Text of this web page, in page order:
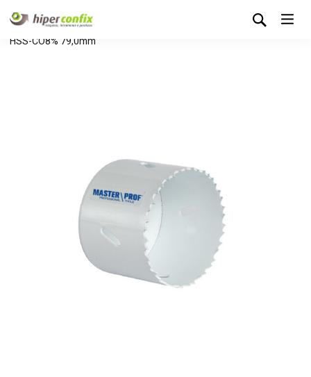
Início Loja Hipertintas
Serra Craneana
HSS-CO8% 79,0mm